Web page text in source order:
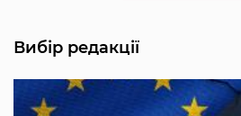
Вибір редакції